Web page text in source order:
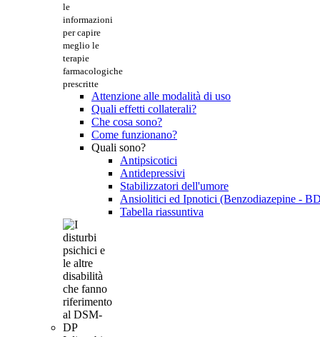
le
informazioni
per capire
meglio le
terapie
farmacologiche
prescritte
Attenzione alle modalità di uso
Quali effetti collaterali?
Che cosa sono?
Come funzionano?
Quali sono?
Antipsicotici
Antidepressivi
Stabilizzatori dell'umore
Ansiolitici ed Ipnotici (Benzodiazepine -
Tabella riassuntiva